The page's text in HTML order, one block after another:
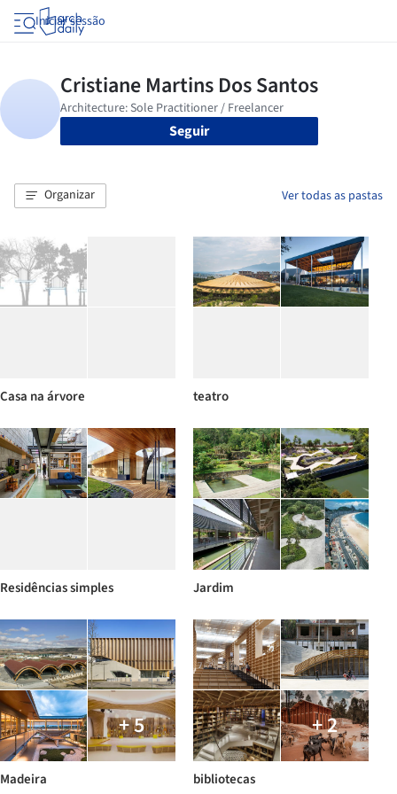
Iniciar sessão
Seguir
Organizar Ver todas as pastas
Casa na árvore teatro
Residências simples Jardim
+ 5
Madeira
+ 2
bibliotecas